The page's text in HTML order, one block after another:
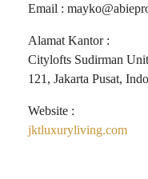
Email :
Alamat Kantor :
Citylofts Sudirman
121, Jakarta Pusat,
Website :
jktluxuryliving.com